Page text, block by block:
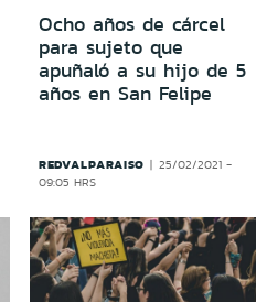
Ocho años de cárcel
para sujeto que
apuñaló a su hijo de 5
años en San Felipe
REDVALPARAISO
25/02/2021 -
09:05 HRS